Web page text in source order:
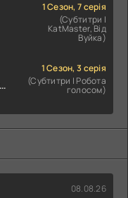
1 Сезон, 7 серія
(Субтитри |
KatMaster, Від
Вуйка)
1 Сезон, 3 серія
(Субтитри | Робота
голосом)
08.08.26